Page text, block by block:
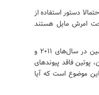
دستور استفاده از
امرش مایل هستند
سرویس‌های امنیتی روسیه وفادار به پوتین به نظر می‌رسند و در دوره‌های اعتراضات پیشین در سال‌های ۲۰۱۱ و
پوتین فاقد پیوندهای
موضوع است که آیا